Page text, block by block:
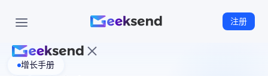
注册
增长手册